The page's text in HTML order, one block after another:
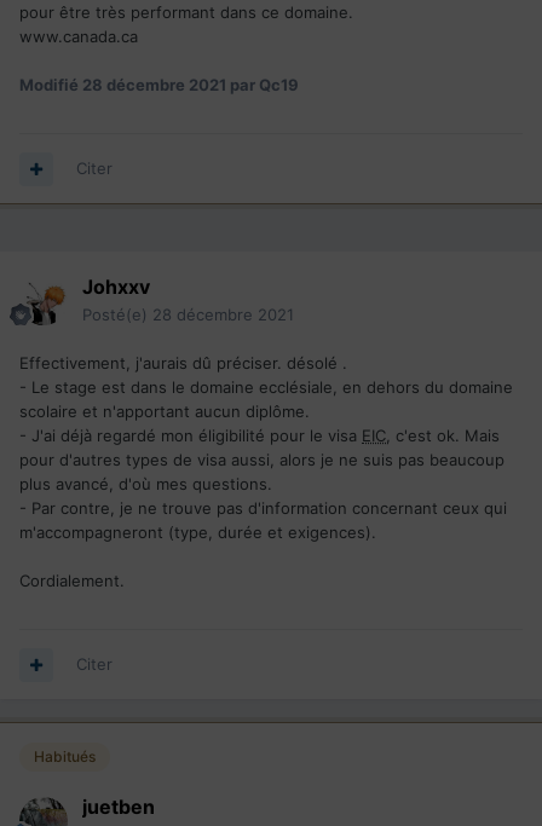
pour être très performant dans ce domaine.
www.canada.ca
Modifié 28 décembre 2021 par Qc19
Citer
Johxxv
Posté(e) 28 décembre 2021
Effectivement, j'aurais dû préciser. désolé .
- Le stage est dans le domaine ecclésiale, en dehors du domaine
scolaire et n'apportant aucun diplôme.
- J'ai déjà regardé mon éligibilité pour le visa EIC , c'est ok. Mais
pour d'autres types de visa aussi, alors je ne suis pas beaucoup
plus avancé, d'où mes questions.
- Par contre, je ne trouve pas d'information concernant ceux qui
m'accompagneront (type, durée et exigences).
Cordialement.
Citer
Habitués
juetben